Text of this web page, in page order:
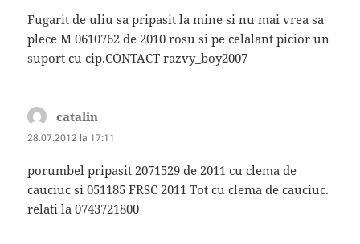
Fugarit de uliu sa pripasit la mine si nu mai vrea sa
plece M 0610762 de 2010 rosu si pe celalant picior un
suport cu cip.CONTACT razvy_boy2007
catalin
28.07.2012 la 17:11
porumbel pripasit 2071529 de 2011 cu clema de
cauciuc si 051185 FRSC 2011 Tot cu clema de cauciuc.
relati la 0743721800